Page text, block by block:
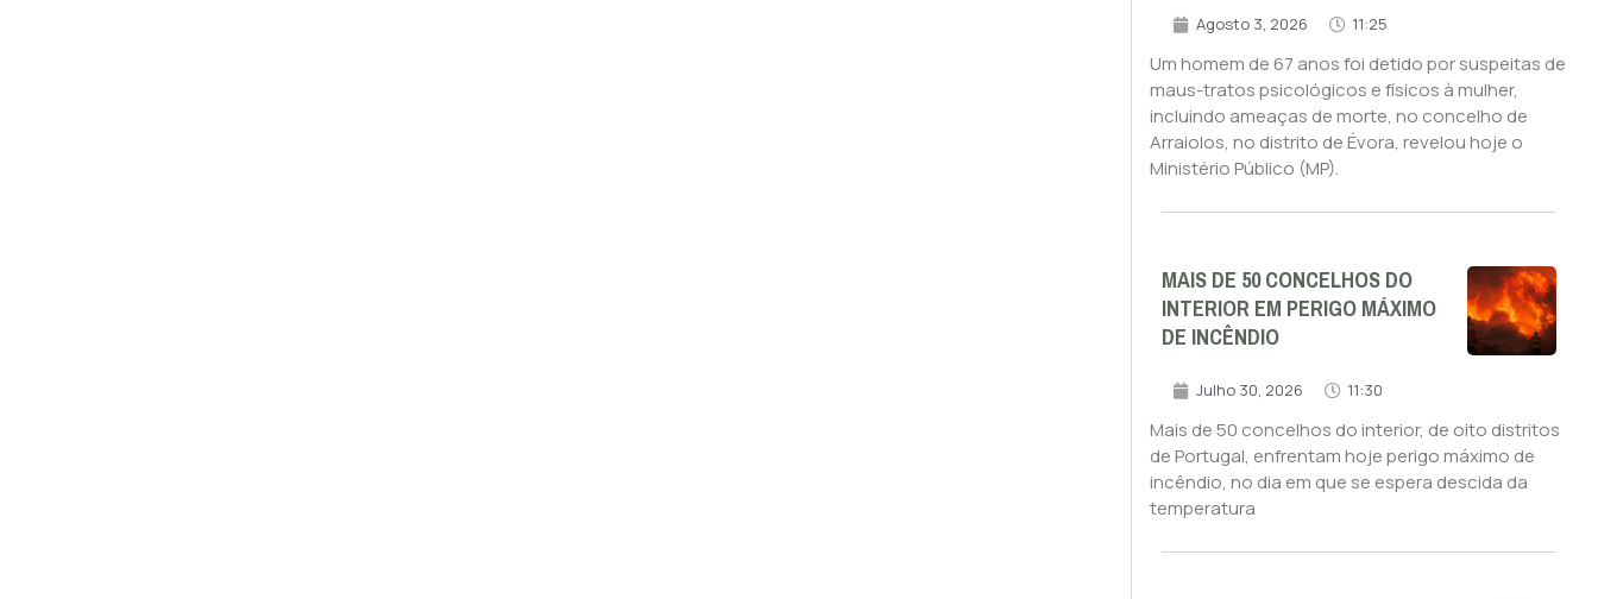
Agosto 3, 2026 11:25
Um homem de 67 anos foi detido por suspeitas de
maus-tratos psicológicos e físicos à mulher,
incluindo ameaças de morte, no concelho de
Arraiolos, no distrito de Évora, revelou hoje o
Ministério Público (MP).
MAIS DE 50 CONCELHOS DO
INTERIOR EM PERIGO MÁXIMO
DE INCÊNDIO
Julho 30, 2026 11:30
Mais de 50 concelhos do interior, de oito distritos
de Portugal, enfrentam hoje perigo máximo de
incêndio, no dia em que se espera descida da
temperatura